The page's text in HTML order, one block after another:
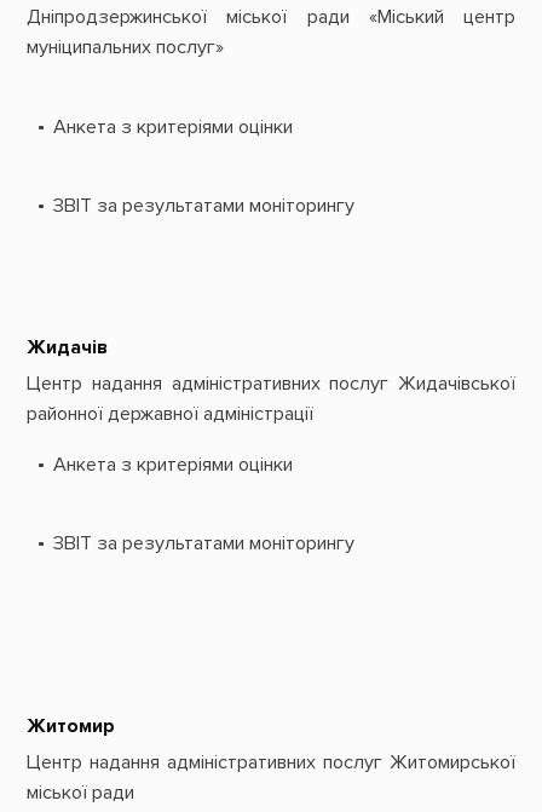
Дніпродзержинської міської ради «Міський центр
муніципальних послуг»
Анкета з критеріями оцінки
ЗВІТ за результатами моніторингу
Жидачів
Центр надання адміністративних послуг Жидачівської
районної державної адміністрації
Анкета з критеріями оцінки
ЗВІТ за результатами моніторингу
Житомир
Центр надання адміністративних послуг Житомирської
міської ради